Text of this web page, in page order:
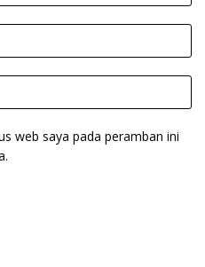
web saya pada peramban ini